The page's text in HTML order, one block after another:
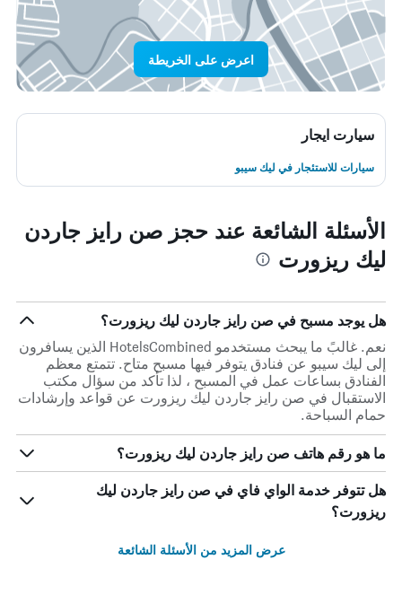
اعرض على الخريطة
سيارت ايجار
سيارات للاستئجار في ليك سيبو
الأسئلة الشائعة عند حجز صن رايز جاردن
ليك ريزورت
هل يوجد مسبح في صن رايز جاردن ليك ريزورت؟
نعم. غالبً ما يبحث مستخدمو HotelsCombined الذين يسافرون
إلى ليك سيبو عن فنادق يتوفر فيها مسبح متاح. تتمتع معظم
الفنادق بساعات عمل في المسبح ، لذا تأكد من سؤال مكتب
الاستقبال في صن رايز جاردن ليك ريزورت عن قواعد وإرشادات
حمام السباحة.
ما هو رقم هاتف صن رايز جاردن ليك ريزورت؟
هل تتوفر خدمة الواي فاي في صن رايز جاردن ليك
ريزورت؟
عرض المزيد من الأسئلة الشائعة